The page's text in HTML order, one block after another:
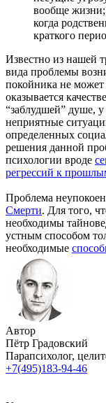
вообще жизни;
когда
краткого
Известно из нашей
вида проблемы
покойника не может
оказывается
“заблудшей” душе,
неприятные
определенных
решения данной
психологии вроде
регрессий к
Проблема
Смерти. Для того,
необходимы
устным способом
необходимые
Автор
Пётр Градовский
Парапсихолог,
+7(495)183-94-46